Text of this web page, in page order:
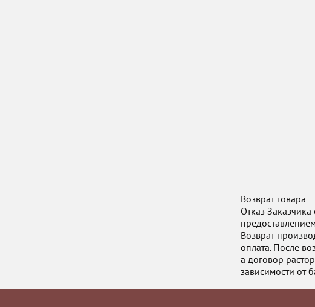
Возврат товара
Отказ
Возврат
оплата. После
а договор
зависимости от